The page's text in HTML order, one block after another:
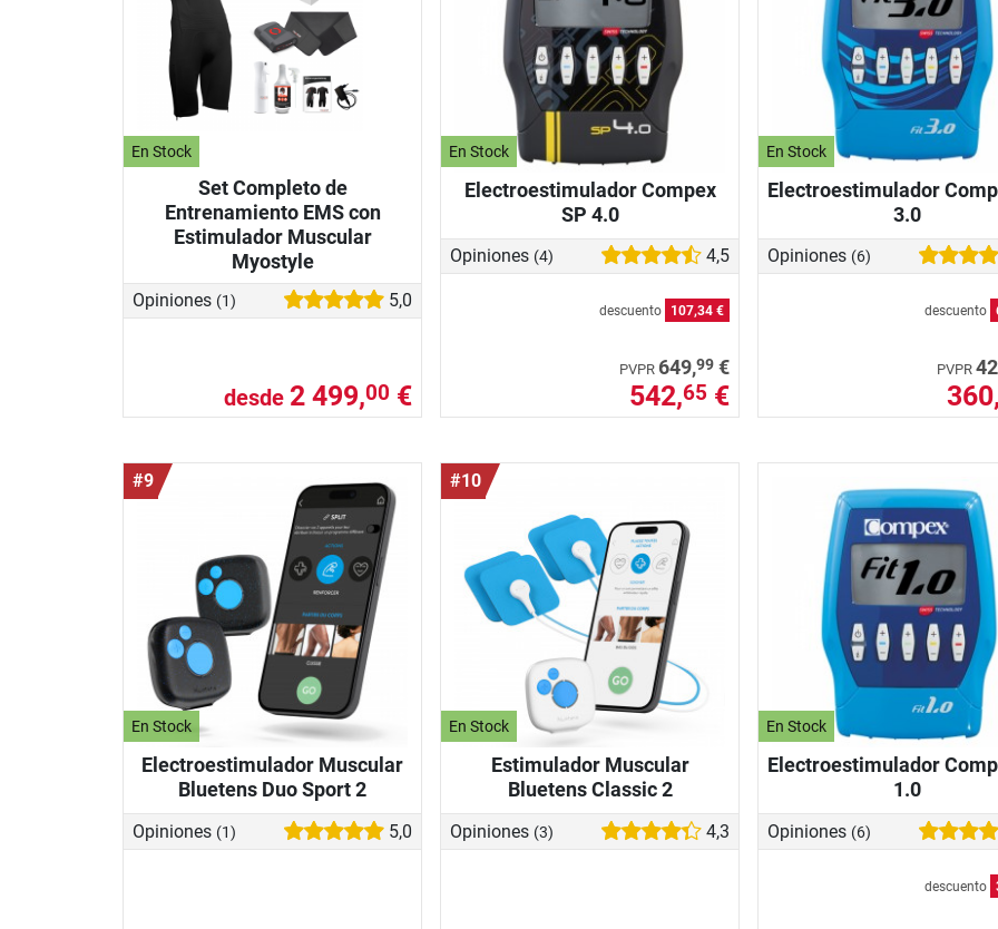
En Stock
Set Completo de
Entrenamiento EMS con
Estimulador Muscular
Myostyle
Opiniones (1) 5,0
desde 2 499,00 €
En Stock
Electroestimulador Compex
SP 4.0
Opiniones (4) 4,5
descuento 107,34 €
PVPR 649,99 €
542,65 €
En Stock
Electroestimulador
3.0
Opiniones (6)
descuento
PVPR
#9
En Stock
Electroestimulador Muscular
Bluetens Duo Sport 2
Opiniones (1) 5,0
#10
En Stock
Estimulador Muscular
Bluetens Classic 2
Opiniones (3) 4,3
En Stock
Electroestimulador
1.0
Opiniones (6)
descuento